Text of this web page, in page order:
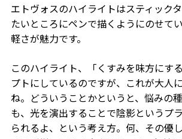
エトヴォスのハイライトはスティック
たいところにペンで描くようにのせて
軽さが魅力です。
このハイライト、「くすみを味方にす
プトにしているのですが、これが大人
ね。どういうことかというと、悩みの
も、光を演出することで陰影というプ
られるよ、という考え方。何、その優